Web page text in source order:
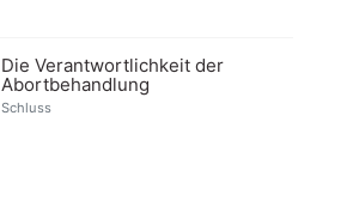
Die Verantwortlichkeit der
Abortbehandlung
Schluss